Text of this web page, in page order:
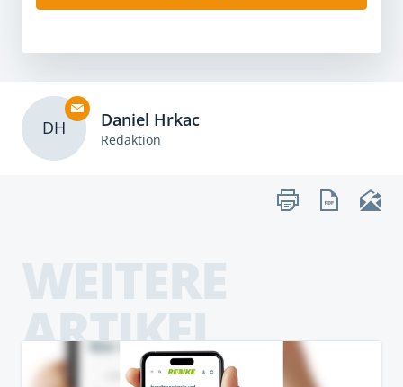
DH Daniel Hrkac
Redaktion
ARTIKEL